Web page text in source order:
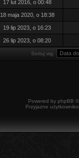
17 lut 2016, o 00:48
18 maja 2020, o 18:38
19 lip 2023, o 16:23
26 lip 2023, o 08:20
Sortuj wg:
Powered by phpBB
Przyjazne